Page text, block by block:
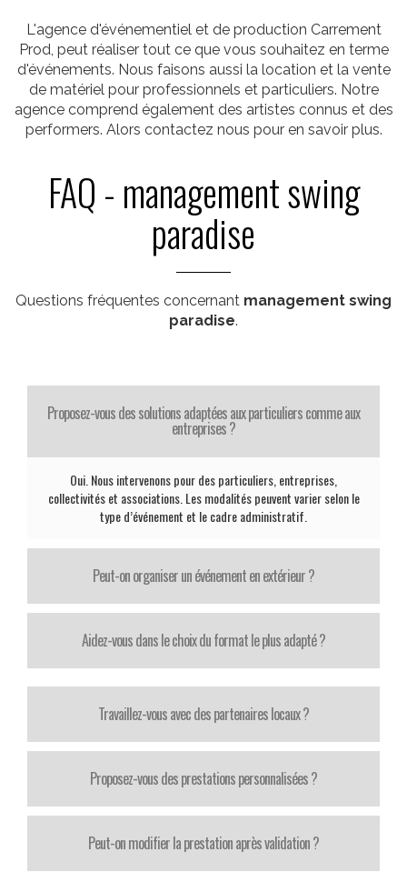
L'agence d'événementiel et de production Carrement
Prod, peut réaliser tout ce que vous souhaitez en terme
d'événements. Nous faisons aussi la location et la vente
de matériel pour professionnels et particuliers. Notre
agence comprend également des artistes connus et des
performers. Alors contactez nous pour en savoir plus.
FAQ - management swing
paradise
Questions fréquentes concernant management swing
paradise.
Proposez-vous des solutions adaptées aux particuliers comme aux
entreprises ?
Oui. Nous intervenons pour des particuliers, entreprises,
collectivités et associations. Les modalités peuvent varier selon le
type d’événement et le cadre administratif.
Peut-on organiser un événement en extérieur ?
Aidez-vous dans le choix du format le plus adapté ?
Travaillez-vous avec des partenaires locaux ?
Proposez-vous des prestations personnalisées ?
Peut-on modifier la prestation après validation ?